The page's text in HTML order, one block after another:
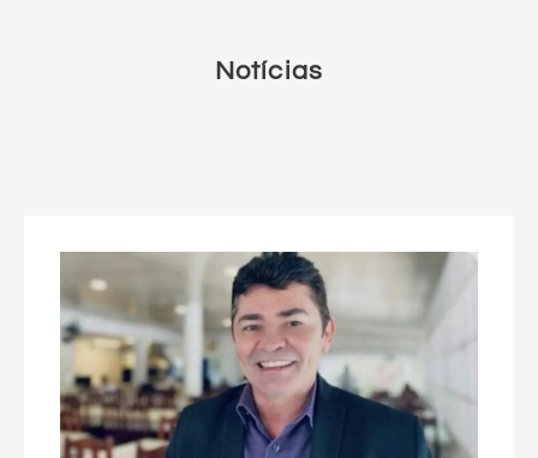
Notícias